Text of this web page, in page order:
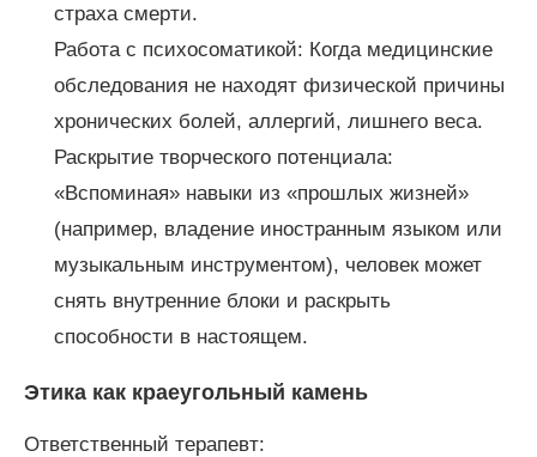
страха смерти.
Работа с психосоматикой: Когда медицинские
обследования не находят физической причины
хронических болей, аллергий, лишнего веса.
Раскрытие творческого потенциала:
«Вспоминая» навыки из «прошлых жизней»
(например, владение иностранным языком или
музыкальным инструментом), человек может
снять внутренние блоки и раскрыть
способности в настоящем.
Этика как краеугольный камень
Ответственный терапевт: